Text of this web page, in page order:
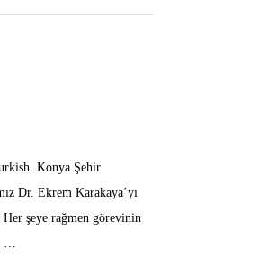
Konya Şehir
Dr. Ekrem Karakaya’yı
şeye rağmen görevinin
…